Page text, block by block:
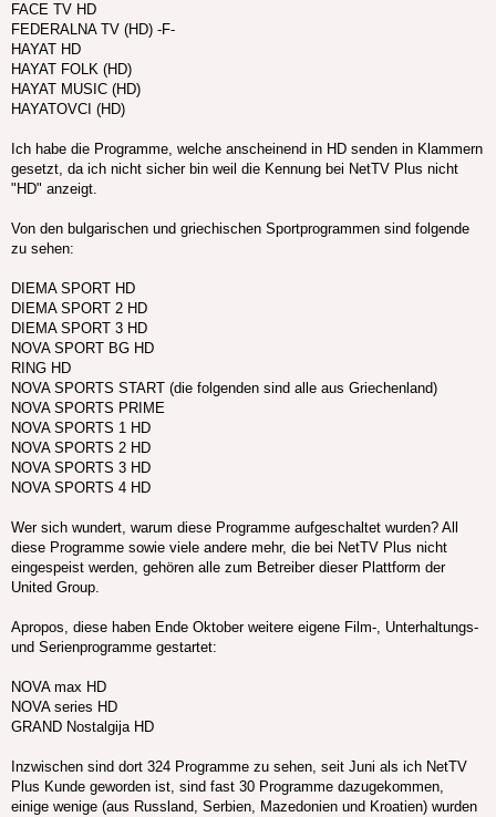
FACE TV HD
FEDERALNA TV (HD) -F-
HAYAT HD
HAYAT FOLK (HD)
HAYAT MUSIC (HD)
HAYATOVCI (HD)
Ich habe die Programme, welche anscheinend in HD senden in Klammern
gesetzt, da ich nicht sicher bin weil die Kennung bei NetTV Plus nicht
"HD" anzeigt.
Von den bulgarischen und griechischen Sportprogrammen sind folgende
zu sehen:
DIEMA SPORT HD
DIEMA SPORT 2 HD
DIEMA SPORT 3 HD
NOVA SPORT BG HD
RING HD
NOVA SPORTS START (die folgenden sind alle aus Griechenland)
NOVA SPORTS PRIME
NOVA SPORTS 1 HD
NOVA SPORTS 2 HD
NOVA SPORTS 3 HD
NOVA SPORTS 4 HD
Wer sich wundert, warum diese Programme aufgeschaltet wurden? All
diese Programme sowie viele andere mehr, die bei NetTV Plus nicht
eingespeist werden, gehören alle zum Betreiber dieser Plattform der
United Group.
Apropos, diese haben Ende Oktober weitere eigene Film-, Unterhaltungs-
und Serienprogramme gestartet:
NOVA max HD
NOVA series HD
GRAND Nostalgija HD
Inzwischen sind dort 324 Programme zu sehen, seit Juni als ich NetTV
Plus Kunde geworden ist, sind fast 30 Programme dazugekommen,
einige wenige (aus Russland, Serbien, Mazedonien und Kroatien) wurden